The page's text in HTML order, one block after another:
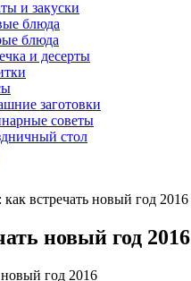
и закуски
блюда
блюда
и десерты
заготовки
советы
стол
встречать новый год 2016
новый год 2016